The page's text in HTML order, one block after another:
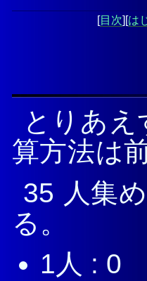
[目次][は
とりあ
算方法は
35 人集
る。
1人 : 0